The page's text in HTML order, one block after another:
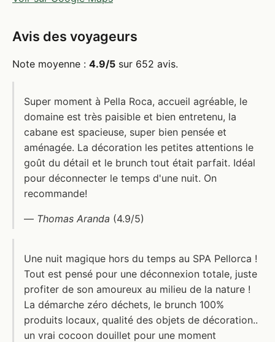
Avis des voyageurs
Note moyenne : 4.9/5 sur 652 avis.
Super moment à Pella Roca, accueil agréable, le
domaine est très paisible et bien entretenu, la
cabane est spacieuse, super bien pensée et
aménagée. La décoration les petites attentions le
goût du détail et le brunch tout était parfait. Idéal
pour déconnecter le temps d'une nuit. On
recommande!
— Thomas Aranda (4.9/5)
Une nuit magique hors du temps au SPA Pellorca !
Tout est pensé pour une déconnexion totale, juste
profiter de son amoureux au milieu de la nature !
La démarche zéro déchets, le brunch 100%
produits locaux, qualité des objets de décoration..
un vrai cocoon douillet pour une moment